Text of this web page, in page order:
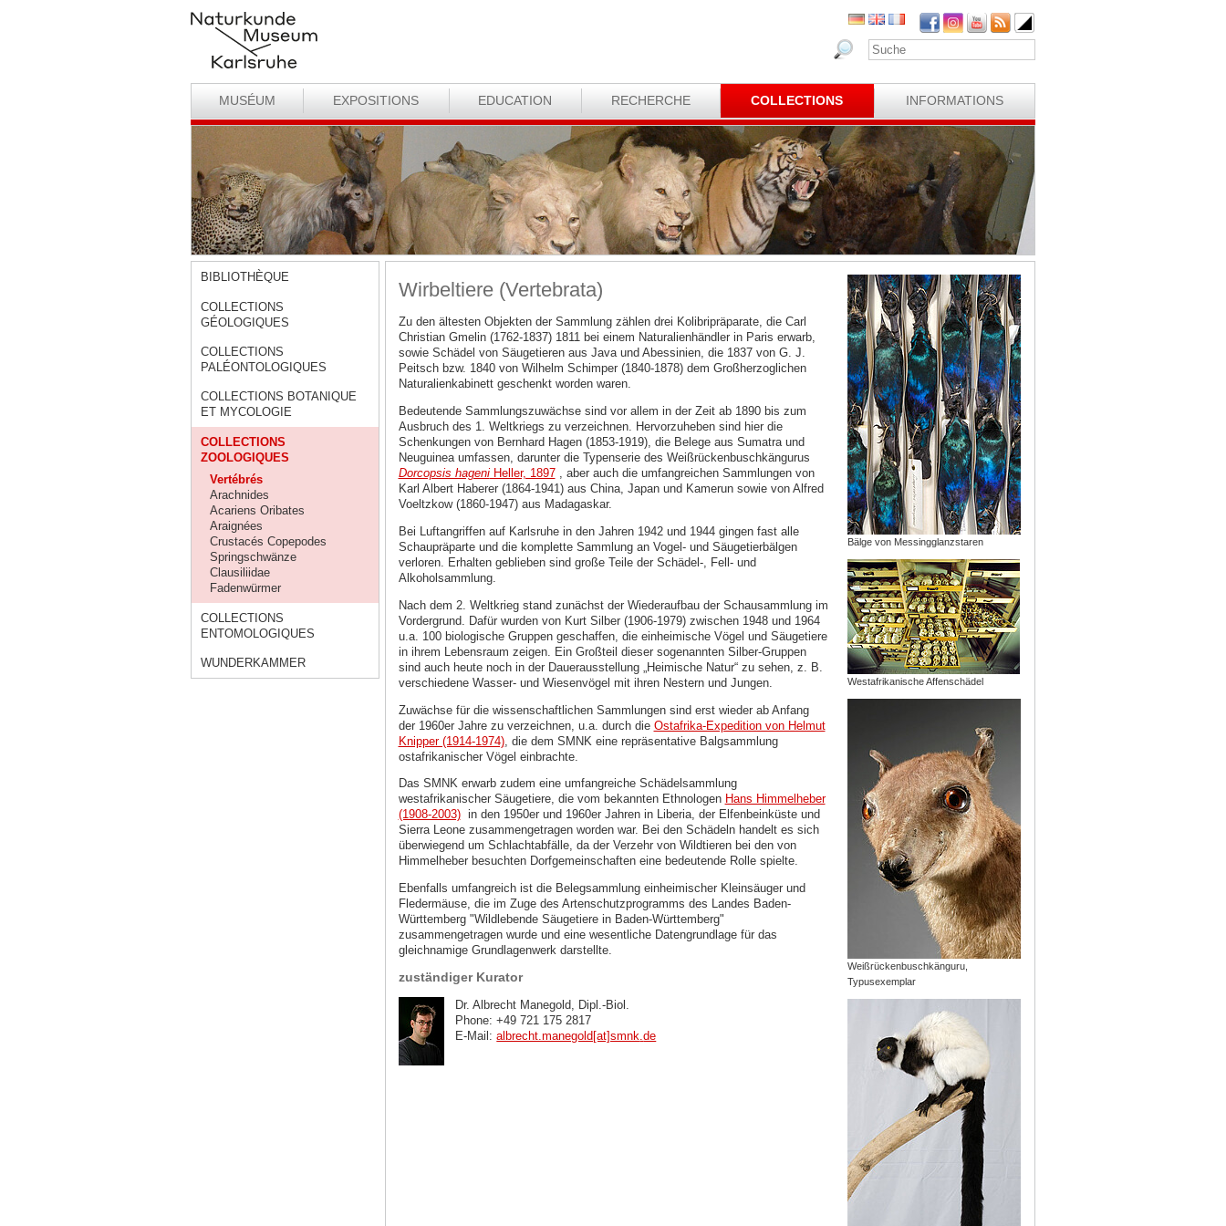
MUSÉUM EXPOSITIONS EDUCATION RECHERCHE COLLECTIONS INFORMATIONS
BIBLIOTHÈQUE
COLLECTIONS
GÉOLOGIQUES
COLLECTIONS
PALÉONTOLOGIQUES
COLLECTIONS BOTANIQUE
ET MYCOLOGIE
COLLECTIONS
ZOOLOGIQUES
Vertébrés
Arachnides
Acariens Oribates
Araignées
Crustacés Copepodes
Springschwänze
Clausiliidae
Fadenwürmer
COLLECTIONS
ENTOMOLOGIQUES
WUNDERKAMMER
Wirbeltiere (Vertebrata)
Zu den ältesten Objekten der Sammlung zählen drei Kolibripräparate, die Carl
Christian Gmelin (1762-1837) 1811 bei einem Naturalienhändler in Paris erwarb,
sowie Schädel von Säugetieren aus Java und Abessinien, die 1837 von G. J.
Peitsch bzw. 1840 von Wilhelm Schimper (1840-1878) dem Großherzoglichen
Naturalienkabinett geschenkt worden waren.
Bedeutende Sammlungszuwächse sind vor allem in der Zeit ab 1890 bis zum
Ausbruch des 1. Weltkriegs zu verzeichnen. Hervorzuheben sind hier die
Schenkungen von Bernhard Hagen (1853-1919), die Belege aus Sumatra und
Neuguinea umfassen, darunter die Typenserie des Weißrückenbuschkängurus
Dorcopsis hageniHeller, 1897, aber auch die umfangreichen Sammlungen von
Karl Albert Haberer (1864-1941) aus China, Japan und Kamerun sowie von Alfred
Voeltzkow (1860-1947) aus Madagaskar.
Bei Luftangriffen auf Karlsruhe in den Jahren 1942 und 1944 gingen fast alle
Schaupräparte und die komplette Sammlung an Vogel- und Säugetierbälgen
verloren. Erhalten geblieben sind große Teile der Schädel-, Fell- und
Alkoholsammlung.
Nach dem 2. Weltkrieg stand zunächst der Wiederaufbau der Schausammlung im
Vordergrund. Dafür wurden von Kurt Silber (1906-1979) zwischen 1948 und 1964
u.a. 100 biologische Gruppen geschaffen, die einheimische Vögel und Säugetiere
in ihrem Lebensraum zeigen. Ein Großteil dieser sogenannten Silber-Gruppen
sind auch heute noch in der Dauerausstellung „Heimische Natur“ zu sehen, z. B.
verschiedene Wasser- und Wiesenvögel mit ihren Nestern und Jungen.
Zuwächse für die wissenschaftlichen Sammlungen sind erst wieder ab Anfang
der 1960er Jahre zu verzeichnen, u.a. durch die Ostafrika-Expedition von Helmut
Knipper (1914-1974), die dem SMNK eine repräsentative Balgsammlung
ostafrikanischer Vögel einbrachte.
Das SMNK erwarb zudem eine umfangreiche Schädelsammlung
westafrikanischer Säugetiere, die vom bekannten Ethnologen Hans Himmelheber
(1908-2003)in den 1950er und 1960er Jahren in Liberia, der Elfenbeinküste und
Sierra Leone zusammengetragen worden war. Bei den Schädeln handelt es sich
überwiegend um Schlachtabfälle, da der Verzehr von Wildtieren bei den von
Himmelheber besuchten Dorfgemeinschaften eine bedeutende Rolle spielte.
Ebenfalls umfangreich ist die Belegsammlung einheimischer Kleinsäuger und
Fledermäuse, die im Zuge des Artenschutzprogramms des Landes Baden-
Württemberg "Wildlebende Säugetiere in Baden-Württemberg"
zusammengetragen wurde und eine wesentliche Datengrundlage für das
gleichnamige Grundlagenwerk darstellte.
zuständiger Kurator
Dr. Albrecht Manegold, Dipl.-Biol.
Phone: +49 721 175 2817
E-Mail:albrecht.manegold[at]smnk .de
Bälge von Messingglanzstaren
Westafrikanische Affenschädel
Weißrückenbuschkänguru,
Typusexemplar